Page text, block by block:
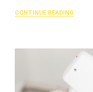
CONTINUE READING